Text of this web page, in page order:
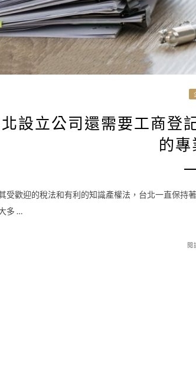
設立公司還需要工商登
的
受歡迎的稅法和有利的知識產權法，台北一直保持
多 …
閱